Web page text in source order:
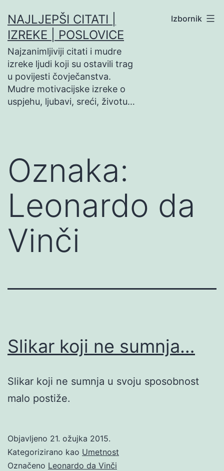
na
sadržaj
NAJLJEPŠI CITATI |
IZREKE | POSLOVICE
Najzanimljiviji citati i mudre
izreke ljudi koji su ostavili trag
u povijesti čovječanstva.
Mudre motivacijske izreke o
uspjehu, ljubavi, sreći, životu…
Izbornik
Oznaka:
Leonardo da
Vinči
Slikar koji ne sumnja…
Slikar koji ne sumnja u svoju sposobnost
malo postiže.
Objavljeno 21. ožujka 2015.
Kategorizirano kao Umetnost
Označeno Leonardo da Vinči